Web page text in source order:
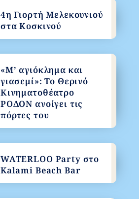
4η Γιορτή Μελεκουνιού
στα Κοσκινού
«Μ’ αγιόκλημα και
γιασεμί»: Το Θερινό
Κινηματοθέατρο
ΡΟΔΟΝ ανοίγει τις
πόρτες του
WATERLOO Party στο
Kalami Beach Bar